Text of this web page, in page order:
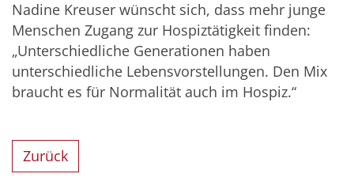
Nadine Kreuser wünscht sich, dass mehr junge
Menschen Zugang zur Hospiztätigkeit finden:
„Unterschiedliche Generationen haben
unterschiedliche Lebensvorstellungen. Den Mix
braucht es für Normalität auch im Hospiz.“
Zurück